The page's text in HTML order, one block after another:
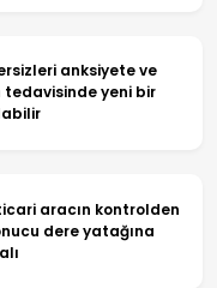
anksiyete ve
tedavisinde yeni bir
aracın kontrolden
dere yatağına